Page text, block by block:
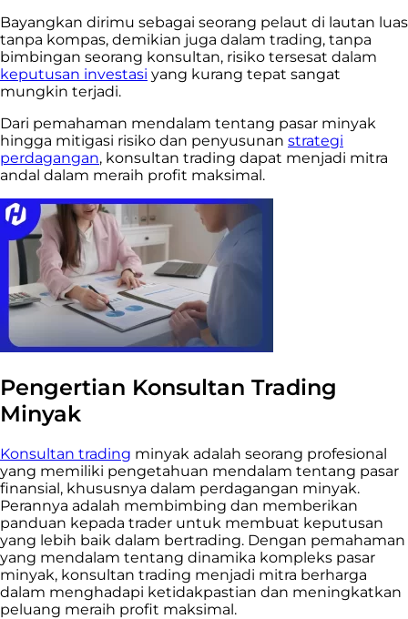
Bayangkan dirimu sebagai seorang pelaut di lautan luas
tanpa kompas, demikian juga dalam trading, tanpa
bimbingan seorang konsultan, risiko tersesat dalam
keputusan investasi yang kurang tepat sangat
mungkin terjadi.
Dari pemahaman mendalam tentang pasar minyak
hingga mitigasi risiko dan penyusunan strategi
perdagangan, konsultan trading dapat menjadi mitra
andal dalam meraih profit maksimal.
Pengertian Konsultan Trading
Minyak
Konsultan trading minyak adalah seorang profesional
yang memiliki pengetahuan mendalam tentang pasar
finansial, khususnya dalam perdagangan minyak.
Perannya adalah membimbing dan memberikan
panduan kepada trader untuk membuat keputusan
yang lebih baik dalam bertrading. Dengan pemahaman
yang mendalam tentang dinamika kompleks pasar
minyak, konsultan trading menjadi mitra berharga
dalam menghadapi ketidakpastian dan meningkatkan
peluang meraih profit maksimal.